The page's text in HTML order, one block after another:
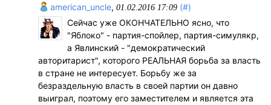
american_uncle, 01.02.2016 17:09 (#)
Сейчас уже ОКОНЧАТЕЛЬНО ясно, что
"Яблоко" - партия-спойлер, партия-симулякр,
а Явлинский - "демократический
авторитарист", которого РЕАЛЬНАЯ борьба за власть
в стране не интересует. Борьбу же за
безраздельную власть в своей партии он давно
выиграл, поэтому его заместителем и является эта